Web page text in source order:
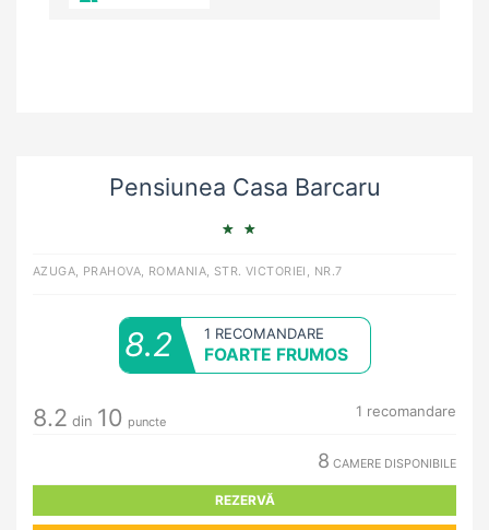
Pensiunea Casa Barcaru
AZUGA, PRAHOVA, ROMANIA, STR. VICTORIEI, NR.7
8.2 1 RECOMANDARE
FOARTE FRUMOS
8.2 din 10 puncte
1 recomandare
8 CAMERE DISPONIBILE
REZERVĂ